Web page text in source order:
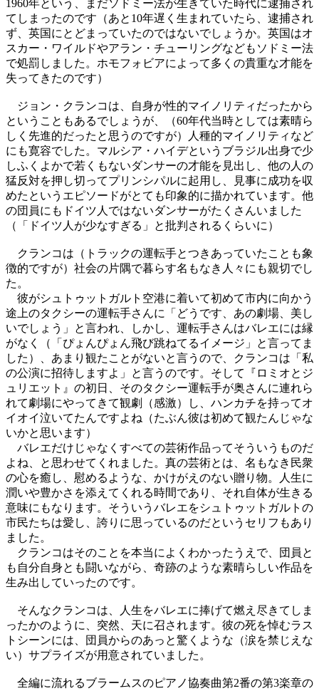
1960年という、まだソドミー法が生きていた時代に逮捕され
てしまったのです（あと10年遅く生まれていたら、逮捕され
ず、英国にとどまっていたのではないでしょうか。英国はオ
スカー・ワイルドやアラン・チューリングなどもソドミー法
で処罰しました。ホモフォビアによって多くの貴重な才能を
失ってきたのです）
ジョン・クランコは、自身が性的マイノリティだったから
ということもあるでしょうが、（60年代当時としては素晴ら
しく先進的だったと思うのですが）人種的マイノリティなど
にも寛容でした。マルシア・ハイデというブラジル出身で少
しふくよかで若くもないダンサーの才能を見出し、他の人の
猛反対を押し切ってプリンシパルに起用し、見事に成功を収
めたというエピソードがとても印象的に描かれています。他
の団員にもドイツ人ではないダンサーがたくさんいました
（「ドイツ人が少なすぎる」と批判されるくらいに）
クランコは（トラックの運転手とつきあっていたことも象
徴的ですが）社会の片隅で暮らす名もなき人々にも親切でし
た。
彼がシュトゥットガルト空港に着いて初めて市内に向かう
途上のタクシーの運転手さんに「どうです、あの劇場、美し
いでしょう」と言われ、しかし、運転手さんはバレエには縁
がなく（「ぴょんぴょん飛び跳ねてるイメージ」と言ってま
した）、あまり観たことがないと言うので、クランコは「私
の公演に招待しますよ」と言うのです。そして『ロミオとジ
ュリエット』の初日、そのタクシー運転手が奥さんに連れら
れて劇場にやってきて観劇（感激）し、ハンカチを持ってオ
イオイ泣いてたんですよね（たぶん彼は初めて観たんじゃな
いかと思います）
バレエだけじゃなくすべての芸術作品ってそういうものだ
よね、と思わせてくれました。真の芸術とは、名もなき民衆
の心を癒し、慰めるような、かけがえのない贈り物。人生に
潤いや豊かさを添えてくれる時間であり、それ自体が生きる
意味にもなります。そういうバレエをシュトゥットガルトの
市民たちは愛し、誇りに思っているのだというセリフもあり
ました。
クランコはそのことを本当によくわかったうえで、団員と
も自分自身とも闘いながら、奇跡のような素晴らしい作品を
生み出していったのです。
そんなクランコは、人生をバレエに捧げて燃え尽きてしま
ったかのように、突然、天に召されます。彼の死を悼むラス
トシーンには、団員からのあっと驚くような（涙を禁じえな
い）サプライズが用意されていました。
全編に流れるブラームスのピアノ協奏曲第2番の第3楽章の